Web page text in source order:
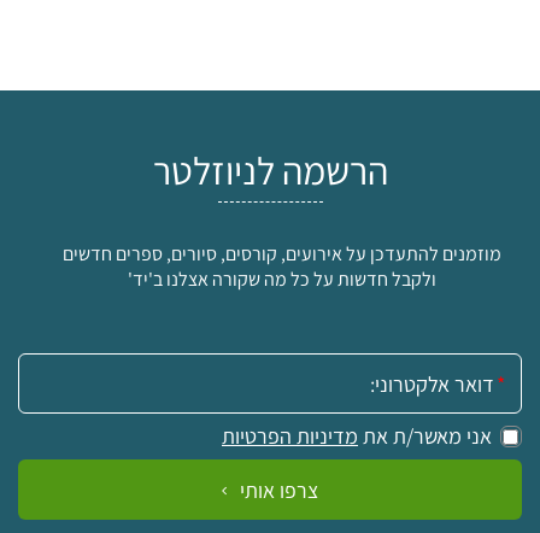
הרשמה לניוזלטר
מוזמנים להתעדכן על אירועים, קורסים, סיורים, ספרים חדשים
ולקבל חדשות על כל מה שקורה אצלנו ב'יד'
אימייל:
אני מאשר/ת את מדיניות הפרטיות
צרפו אותי